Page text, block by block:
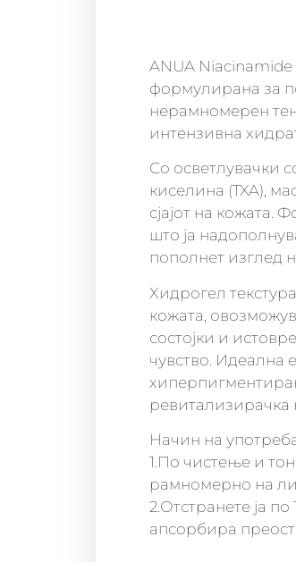
ANUA Niacinamide
формулирана за
нерамномерен
интензивна
Со осветлувачки
киселина (TXA),
сјајот на кожата.
што ја
пополнет изглед
Хидрогел
кожата,
состојки и
чувство. Идеална
ревитализирачка
Начин на
1.По чистење и
рамномерно на
2.Отстранете ја
апсорбира